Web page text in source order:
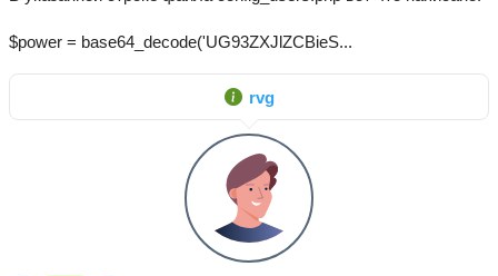
$power = base64_decode('UG93ZXJlZCBieS...
rvg